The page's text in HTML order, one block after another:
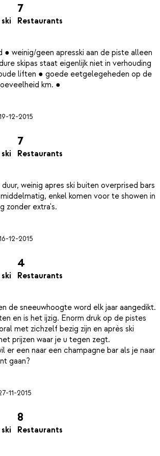
7
Restaurants
● weinig/geen apresski aan de piste alleen
skipas staat eigenlijk niet in verhouding
liften ● goede eetgelegeheden op de
12-2015
7
Restaurants
weinig apres ski buiten overprised bars
enkel komen voor te showen in
12-2015
4
Restaurants
de sneeuwhoogte word elk jaar aangedikt.
en is het ijzig. Enorm druk op de pistes
met zichzelf bezig zijn en après ski
prijzen waar je u tegen zegt.
er een naar een champagne bar als je naar
11-2015
8
Restaurants